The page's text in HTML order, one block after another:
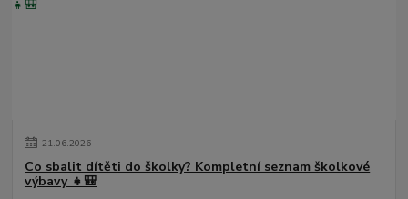
21.06.2026
Co sbalit dítěti do školky? Kompletní seznam školkové
výbavy 👧🎒